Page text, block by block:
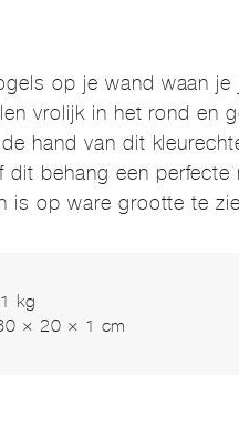
op je wand waan je
vrolijk in het rond en
hand van dit
dit behang een perfecte
is op ware grootte te
kg
× 20 × 1 cm